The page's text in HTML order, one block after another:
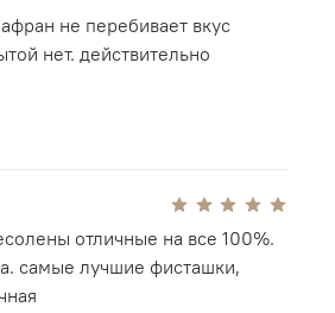
Фисташки поставляются в
на крышке, что делает
и по-настоящему
себя или в подарок, этот
среди иранских
не перебивает вкус
нет. действительно
отличные на все 100%.
самые лучшие фисташки,